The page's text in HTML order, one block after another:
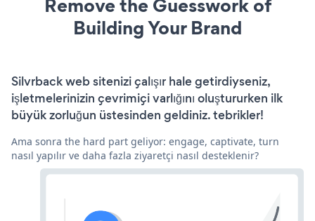
Remove the Guesswork of
Building Your Brand
Silvrback web sitenizi çalışır hale getirdiyseniz,
işletmelerinizin çevrimiçi varlığını oluştururken ilk
büyük zorluğun üstesinden geldiniz. tebrikler!
Ama sonra the hard part geliyor: engage, captivate, turn
nasıl yapılır ve daha fazla ziyaretçi nasıl desteklenir?